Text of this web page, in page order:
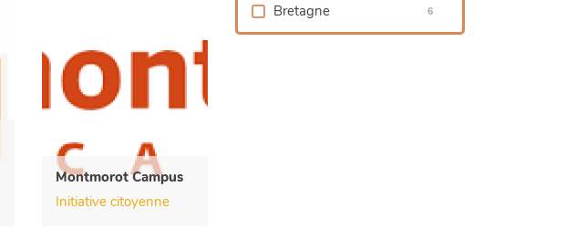
Bretagne 6
Montmorot Campus
Initiative citoyenne